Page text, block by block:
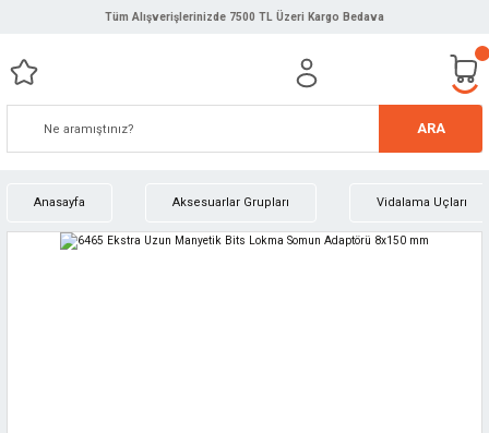
Tüm Alışverişlerinizde 7500 TL Üzeri Kargo Bedava
ARA
Anasayfa Aksesuarlar Grupları Vidalama Uçları